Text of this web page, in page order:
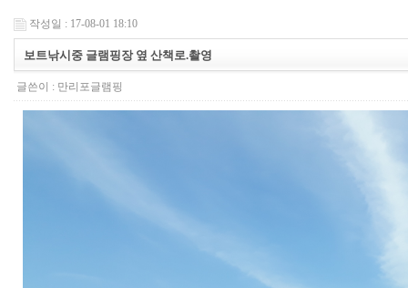
작성일 : 17-08-01 18:10
보트낚시중 글램핑장 옆 산책로.촬영
글쓴이 : 만리포글램핑